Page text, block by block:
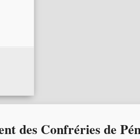
des Confréries de